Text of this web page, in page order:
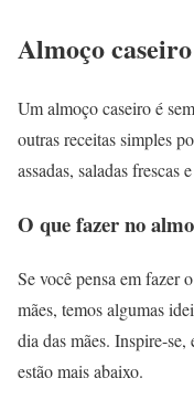
Almoço
Um almoço caseiro é
outras receitas simples
assadas, saladas frescas
O que fazer no
Se você pensa em fazer
mães, temos algumas
dia das mães. Inspire-se,
estão mais abaixo.